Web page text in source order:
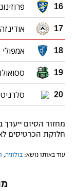
16
17 אודינזה
18 אמפולי
19 ססואולו
20
מחזור הסיום ייערך
חלוקת הכרטיסים
עוד באותו נושא: בולוניה